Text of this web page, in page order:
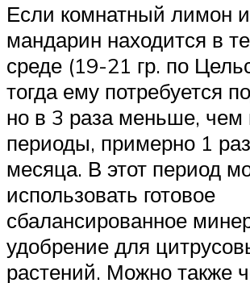
Если комнатный лимон
мандарин находится в
среде (19-21 гр. по
тогда ему потребуется
но в 3 раза меньше, чем
периоды, примерно 1
месяца. В этот период
использовать готовое
сбалансированное
удобрение для
растений. Можно также